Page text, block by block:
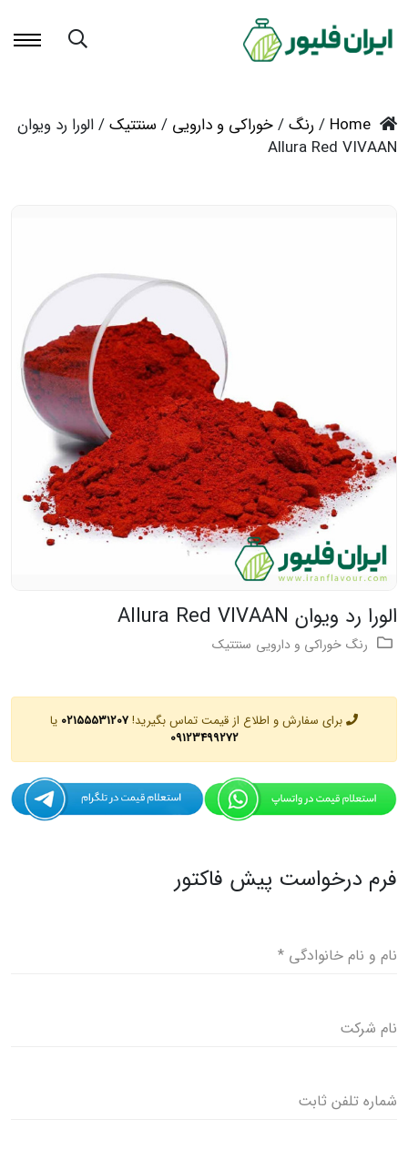
Home
/رنگ/خوراکی و دارویی /سنتتیک/ الورا رد ویوان
Allura Red VIVAAN
الورا رد ویوان Allura Red VIVAAN
رنگ خوراکی و دارویی سنتتیک
برای سفارش و اطلاع از قیمت تماس بگیرید!02155531207 یا
09123499272
فرم درخواست پیش فاکتور
نام و نام خانوادگی *
نام شرکت
شماره تلفن ثابت